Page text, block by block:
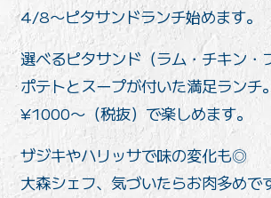
4/8〜ピタサンドランチ始めます。
選べるピタサンド（ラム・チキン・
ポテトとスープが付いた満足ランチ
¥1000〜（税抜）で楽しめます。
ザジキやハリッサで味の変化も◎
大森シェフ、気づいたらお肉多めで